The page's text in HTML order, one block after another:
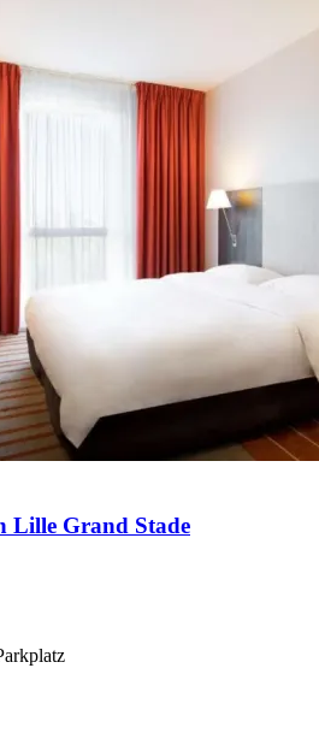
Lille Grand Stade